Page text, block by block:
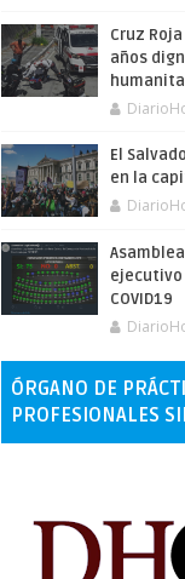
Cruz
años
El
en la
ejecutivo
COVID19
ÓRGANO DE
PROFESIONALES